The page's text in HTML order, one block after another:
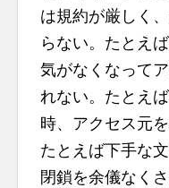
は規約が厳しく
らない。たとえ
気がなくなって
れない。たとえ
時、アクセス元
たとえば下手な
閉鎖を余儀なく